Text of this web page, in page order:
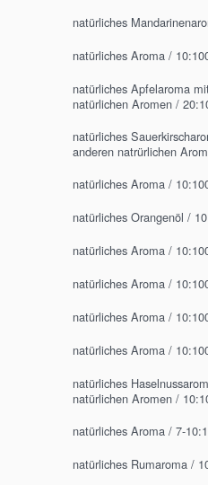
natürliches
natürliches Aroma /
natürliches Apfelaroma
natürlichen Aromen /
natürliches
anderen natrürlichen
natürliches Aroma /
natürliches Orangenöl /
natürliches Aroma /
natürliches Aroma /
natürliches Aroma /
natürliches Aroma /
natürliches
natürlichen Aromen /
natürliches Aroma / 7-
natürliches Rumaroma /